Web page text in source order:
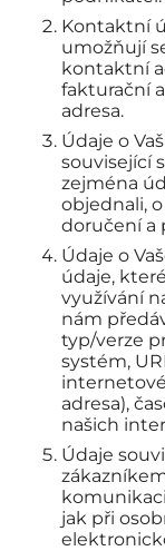
Kontaktní
umožňují
kontaktní
fakturační
adresa.
Údaje o
související
zejména
objednali,
doručení a
Údaje o
údaje,
využívání
nám
typ/verze
systém,
adresa),
našich
Údaje
jak při